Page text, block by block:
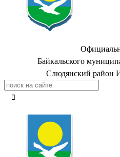
Байкальского
Слюдянский район